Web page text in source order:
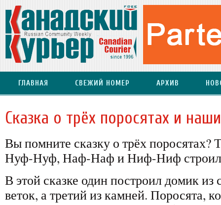
ГЛАВНАЯ СВЕЖИЙ НОМЕР АРХИВ
Сказка о трёх поросятах и
Вы помните сказку о трёх поросятах?
Нуф-Нуф, Наф-Наф и Ниф-Ниф
В этой сказке один построил домик из
веток, а третий из камней. Поросята,